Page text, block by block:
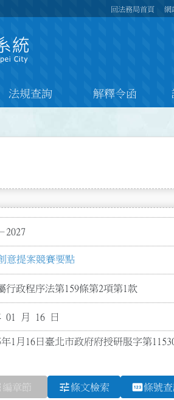
回法務局首頁 網
法規查詢 解釋令函
2027
意提案競賽要點
行政程序法第159條第2項第1款
01 月 16 日
1月16日臺北市政府府授研服字第
編章節 tune條文檢索 pin條號